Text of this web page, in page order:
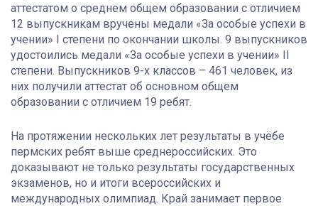
аттестатом о среднем общем образовании с отличием
12 выпускникам вручены медали «За особые успехи в
учении» I степени по окончании школы. 9 выпускников
удостоились медали «За особые успехи в учении» II
степени. Выпускников 9-х классов – 461 человек, из
них получили аттестат об основном общем
образовании с отличием 19 ребят.
На протяжении нескольких лет результаты в учёбе
пермских ребят выше среднероссийских. Это
доказывают не только результаты государственных
экзаменов, но и итоги всероссийских и
международных олимпиад. Край занимает первое